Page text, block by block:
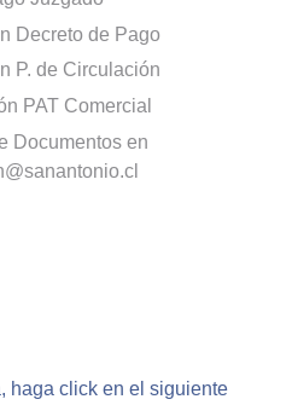
Decreto de Pago
P. de Circulación
PAT Comercial
Documentos en
haga click en el siguiente